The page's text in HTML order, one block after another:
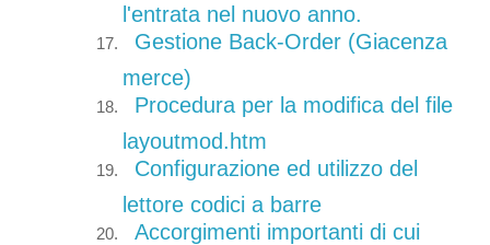
l'entrata nel nuovo anno.
Gestione Back-Order (Giacenza
merce)
Procedura per la modifica del file
layoutmod.htm
Configurazione ed utilizzo del
lettore codici a barre
Accorgimenti importanti di cui